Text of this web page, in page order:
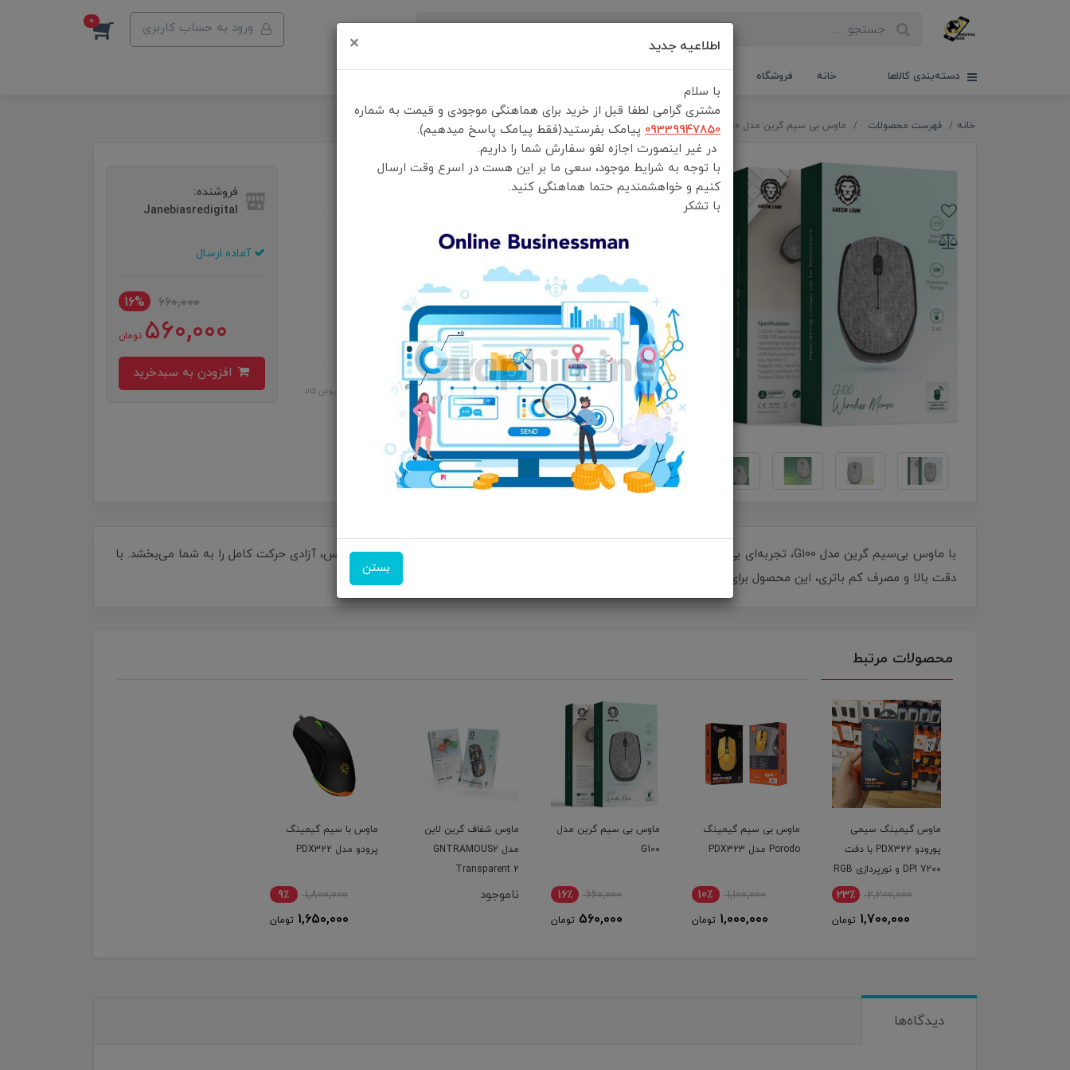
ورود به حساب کاربری 0
دسته‌بندی کالاها خانه فروشگاه
خانه فهرست محصولات ماوس بی سیم گرین مدل G100
ماوس بی سیم گرین مدل G100
انتخاب رنگ: گری
انتخاب گارانتی: ضمانت سلامت و اصالت کالا
امکان تحویل اکسپرس امکان پرداخت در محل ضمانت اصل بودن کالا
فروشنده:
Janebiasredigital
آماده ارسال
660,000
16%
560,000 تومان
با ماوس بی‌سیم گرین مدل G100، تجربه‌ای بی‌نظیر از راحتی و کارایی در انتظار شماست! طراحی ارگونومیک و بی‌سیم این ماوس، آزادی حرکت کامل را به شما می‌بخشد. با
دقت بالا و مصرف کم باتری، این محصول برای هر کاربری ایده‌آل است. همین امروز خرید کنید و تفاوت را احساس کنید!
محصولات مرتبط
ماوس گیمینگ سیمی
پورودو PDX322 با دقت
DPI 7200 و نورپردازی RGB
2,200,000 23٪
1,700,000 تومان
ماوس بی سیم گیمینگ
Porodo مدل PDX323
1,100,000 10٪
1,000,000 تومان
ماوس بی سیم گرین مدل
G100
660,000 16٪
560,000 تومان
ماوس شفاف گرین لاین
مدل GNTRAMOUS2
Transparent 2
ناموجود
ماوس با سیم گیمینگ
پرودو مدل PDX322
1,800,000 9٪
1,650,000 تومان
دیدگاه‌ها
اطلاعیه جدید ×
با سلام
مشتری گرامی لطفا قبل از خرید برای هماهنگی موجودی و قیمت به شماره
09339947850 پیامک بفرستید(فقط پیامک پاسخ میدهیم).
در غیر اینصورت اجازه لغو سفارش شما را داریم.
با توجه به شرایط موجود، سعی ما بر این هست در اسرع وقت ارسال
کنیم و خواهشمندیم حتما هماهنگی کنید.
با تشکر
بستن